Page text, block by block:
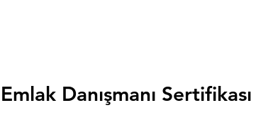
Emlak Danışmanı